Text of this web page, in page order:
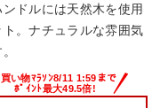
ドルには天然木を使用
。ナチュラルな雰囲気